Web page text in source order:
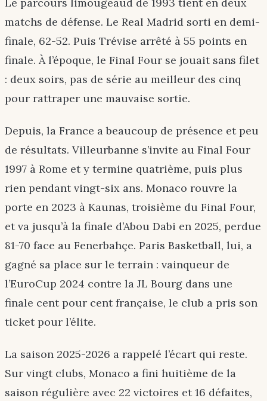
matchs de défense. Le Real Madrid sorti en demi-
finale, 62-52. Puis Trévise arrêté à 55 points en
finale. À l’époque, le Final Four se jouait sans filet
: deux soirs, pas de série au meilleur des cinq
pour rattraper une mauvaise sortie.
Depuis, la France a beaucoup de présence et peu
de résultats. Villeurbanne s’invite au Final Four
1997 à Rome et y termine quatrième, puis plus
rien pendant vingt-six ans. Monaco rouvre la
porte en 2023 à Kaunas, troisième du Final Four,
et va jusqu’à la finale d’Abou Dabi en 2025, perdue
81-70 face au Fenerbahçe. Paris Basketball, lui, a
gagné sa place sur le terrain : vainqueur de
l’EuroCup 2024 contre la JL Bourg dans une
finale cent pour cent française, le club a pris son
ticket pour l’élite.
La saison 2025-2026 a rappelé l’écart qui reste.
Sur vingt clubs, Monaco a fini huitième de la
saison régulière avec 22 victoires et 16 défaites,